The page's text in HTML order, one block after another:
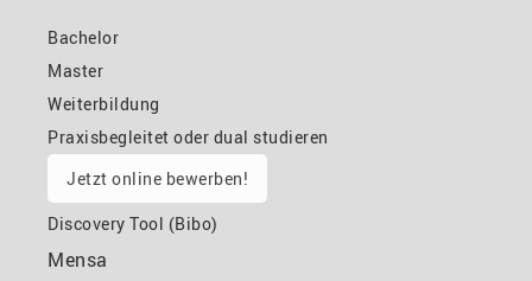
Bachelor
Master
Weiterbildung
Praxisbegleitet oder dual studieren
Jetzt online bewerben!
Discovery Tool (Bibo)
Mensa